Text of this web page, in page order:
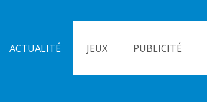
ACTUALITÉ JEUX PUBLICITÉ